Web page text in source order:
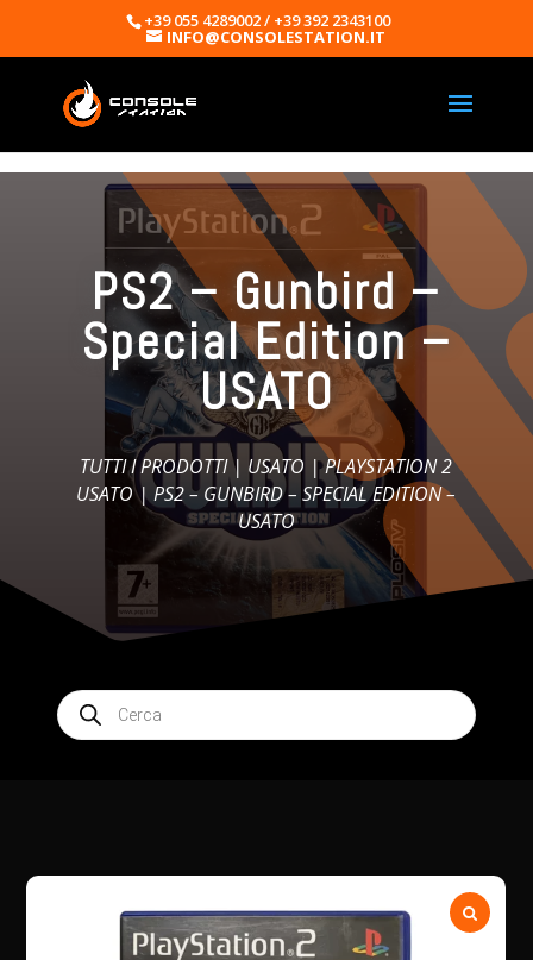
+39 055 4289002 / +39 392 2343100
INFO@CONSOLESTATION.IT
PS2 – Gunbird –
Special Edition –
USATO
TUTTI I PRODOTTI| USATO |PLAYSTATION 2
USATO| PS2 – GUNBIRD – SPECIAL EDITION –
USATO
Products
search